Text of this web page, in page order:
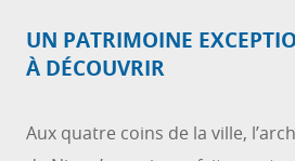
UN PATRIMOINE
À DÉCOUVRIR
Aux quatre coins de la ville,